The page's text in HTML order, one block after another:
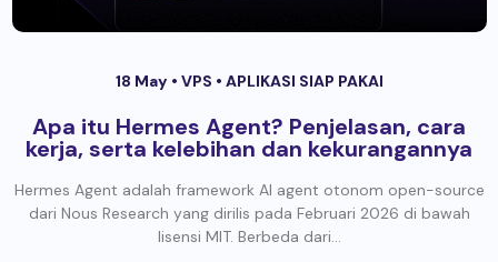
18 May • VPS • APLIKASI SIAP PAKAI
Apa itu Hermes Agent? Penjelasan, cara
kerja, serta kelebihan dan kekurangannya
Hermes Agent adalah framework AI agent otonom open-source
dari Nous Research yang dirilis pada Februari 2026 di bawah
lisensi MIT. Berbeda dari...